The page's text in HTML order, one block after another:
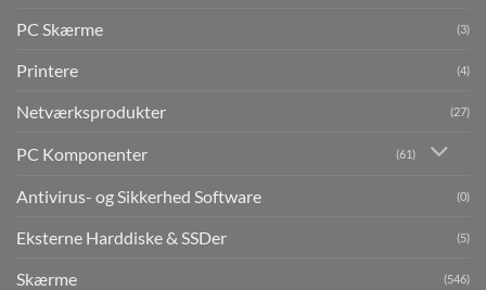
PC Skærme (3)
Printere (4)
Netværksprodukter (27)
PC Komponenter (61)
Antivirus- og Sikkerhed Software (0)
Eksterne Harddiske & SSDer (5)
Skærme (546)